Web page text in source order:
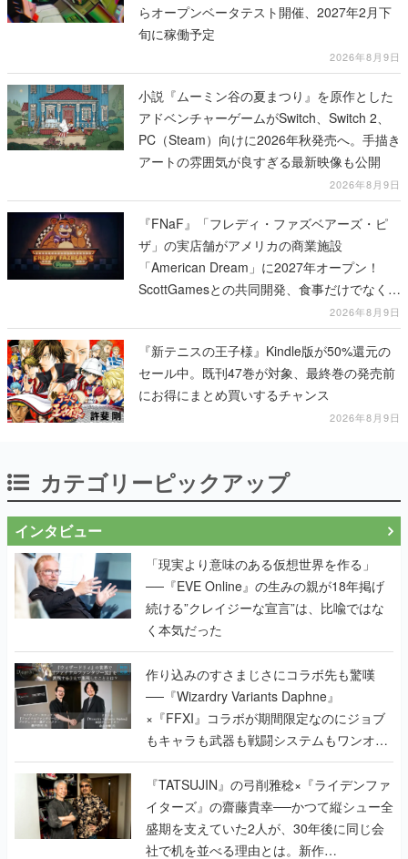
らオープンベータテスト開催、2027年2月下
旬に稼働予定
2026年8月9日
小説『ムーミン谷の夏まつり』を原作とした
アドベンチャーゲームがSwitch、Switch 2、
PC（Steam）向けに2026年秋発売へ。手描き
アートの雰囲気が良すぎる最新映像も公開
2026年8月9日
『FNaF』「フレディ・ファズベアーズ・ピ
ザ」の実店舗がアメリカの商業施設
「American Dream」に2027年オープン！
ScottGamesとの共同開発、食事だけでなくス
テージショーや没入型のホラー体験も楽しめ
る
2026年8月9日
『新テニスの王子様』Kindle版が50%還元の
セール中。既刊47巻が対象、最終巻の発売前
にお得にまとめ買いするチャンス
2026年8月9日
カテゴリーピックアップ
インタビュー
「現実より意味のある仮想世界を作る」
──『EVE Online』の生みの親が18年掲げ
続ける”クレイジーな宣言”は、比喩ではな
く本気だった
作り込みのすさまじさにコラボ先も驚嘆
──『Wizardry Variants Daphne』
×『FFXI』コラボが期間限定なのにジョブ
もキャラも武器も戦闘システムもワンオフ
で作り込まれた理由を両ディレクターに聞
く
『TATSUJIN』の弓削雅稔×『ライデンファ
イターズ』の齋藤貴幸──かつて縦シュー全
盛期を支えていた2人が、30年後に同じ会
社で机を並べる理由とは。新作